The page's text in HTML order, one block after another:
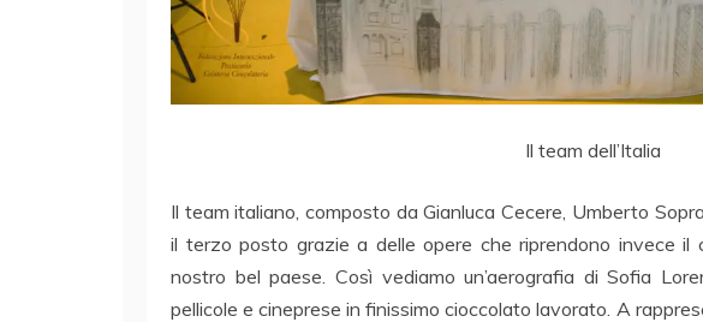
Il team dell’Italia
Il team italiano, composto da Gianluca Cecere, Umberto
il terzo posto grazie a delle opere che riprendono invece il
nostro bel paese. Così vediamo un’aerografia di Sofia
pellicole e cineprese in finissimo cioccolato lavorato. A